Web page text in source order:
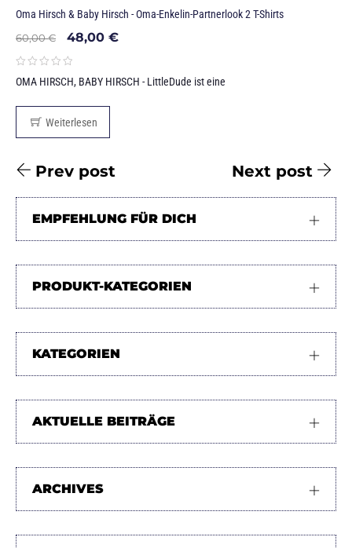
Oma Hirsch & Baby Hirsch - Oma-Enkelin-Partnerlook 2 T-Shirts
60,00€ 48,00 €
OMA HIRSCH, BABY HIRSCH - LittleDude ist eine
Weiterlesen
Prev post Next post
EMPFEHLUNG FÜR DICH
PRODUKT-KATEGORIEN
KATEGORIEN
AKTUELLE BEITRÄGE
ARCHIVES